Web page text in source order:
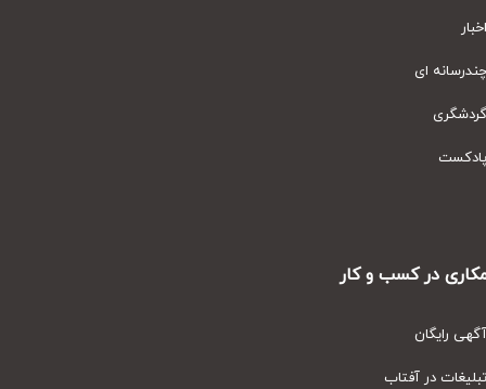
ای
در کسب و کار
رایگان
در آفتاب